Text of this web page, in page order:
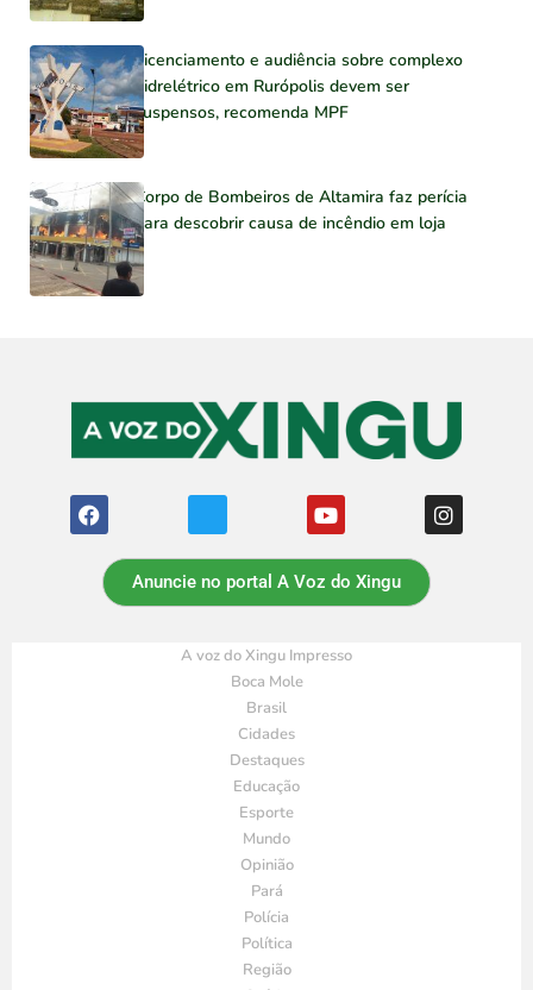
Licenciamento e audiência sobre complexo
hidrelétrico em Rurópolis devem ser
suspensos, recomenda MPF
Corpo de Bombeiros de Altamira faz perícia
para descobrir causa de incêndio em loja
Anuncie no portal A Voz do Xingu
A voz do Xingu Impresso
Boca Mole
Brasil
Cidades
Destaques
Educação
Esporte
Mundo
Opinião
Pará
Polícia
Política
Região